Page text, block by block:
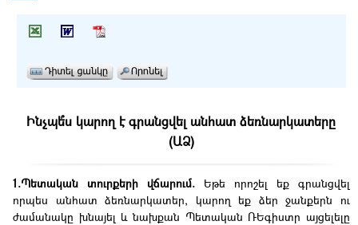
Ինչպե՞ս կարող է գրանցվել անհատ ձեռնարկատերը
(ԱՁ)
1.Պետական տուրքերի վճարում. Եթե որոշել եք գրանցվել
որպես անհատ ձեռնարկատեր, կարող եք ձեր ջանքերն ու
ժամանակը խնայել և նախքան Պետական ՌԵգիստր այցելելը